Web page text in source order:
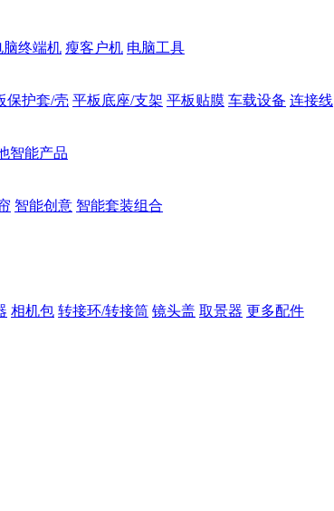
脑终端机 瘦客户机 电脑工具
保护套/壳 平板底座/支架 平板贴膜 车载设备 连接线
智能产品
智能创意 智能套装组合
相机包 转接环/转接筒 镜头盖 取景器 更多配件